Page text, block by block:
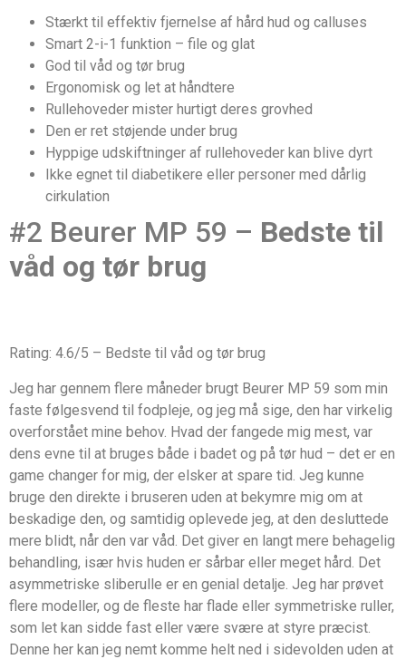
Stærkt til effektiv fjernelse af hård hud og calluses
Smart 2-i-1 funktion – file og glat
God til våd og tør brug
Ergonomisk og let at håndtere
Rullehoveder mister hurtigt deres grovhed
Den er ret støjende under brug
Hyppige udskiftninger af rullehoveder kan blive dyrt
Ikke egnet til diabetikere eller personer med dårlig
cirkulation
#2 Beurer MP 59 – Bedste til
våd og tør brug
Rating: 4.6/5 – Bedste til våd og tør brug
Jeg har gennem flere måneder brugt Beurer MP 59 som min
faste følgesvend til fodpleje, og jeg må sige, den har virkelig
overforstået mine behov. Hvad der fangede mig mest, var
dens evne til at bruges både i badet og på tør hud – det er en
game changer for mig, der elsker at spare tid. Jeg kunne
bruge den direkte i bruseren uden at bekymre mig om at
beskadige den, og samtidig oplevede jeg, at den desluttede
mere blidt, når den var våd. Det giver en langt mere behagelig
behandling, især hvis huden er sårbar eller meget hård. Det
asymmetriske sliberulle er en genial detalje. Jeg har prøvet
flere modeller, og de fleste har flade eller symmetriske ruller,
som let kan sidde fast eller være svære at styre præcist.
Denne her kan jeg nemt komme helt ned i sidevolden uden at